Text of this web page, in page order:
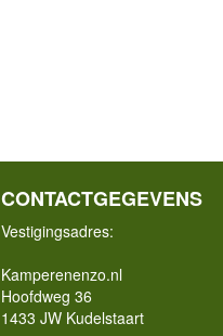
CONTACTGEGEVENS
Vestigingsadres:
Kamperenenzo.nl
Hoofdweg 36
1433 JW Kudelstaart